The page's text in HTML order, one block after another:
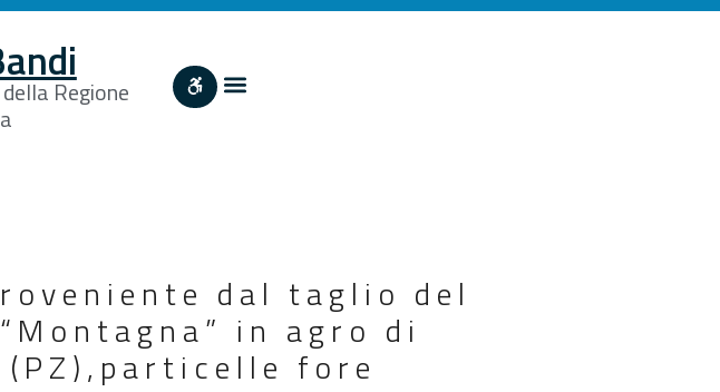
Regione
dal taglio del
in agro di
(PZ),particelle fore